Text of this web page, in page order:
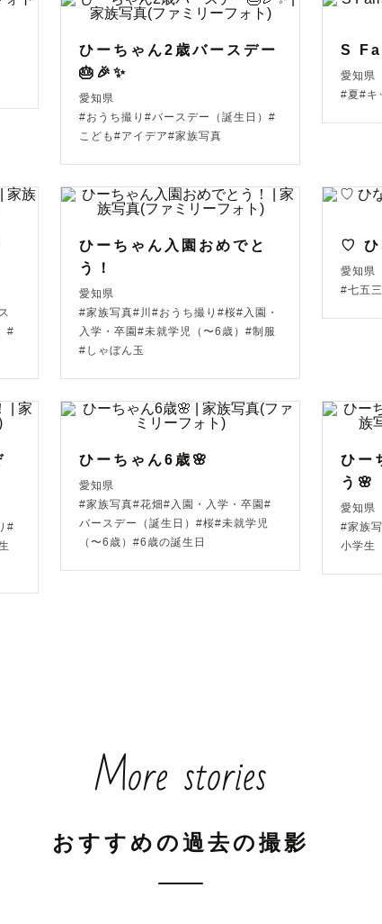
だけではなく、
験」を提供できるように撮影に挑ませて頂きます💪
楽しむぞ！！っていう気持ちで来ていただけると嬉
、わいわい！と撮影させていただきます😆
希望される方、ぜひご指名お願いします！笑
になることがあれば気軽にご相談ください😊✨
て】
にてあなたらしさを教えてください😊✨
、みなさんの雰囲気に合わせて編集しています♪
撮ってみたい！」「こんな色味が好き！」
ばどんどんご提案くださいね😁
レビューや各アルバムを確認お願いします✨
ひーちゃん2歳バースデー
🎂🎉✨
愛知県
#おうち撮り#バースデー（誕生日）#
こども#アイデア#家族写真
S
愛知県
#夏#キ
#
ひーちゃん入園おめでと
う！
愛知県
#家族写真#川#おうち撮り#桜#入園・
入学・卒園#未就学児（〜6歳）#制服
#しゃぼん玉
♡ ひ
愛知県
#七五
#
ひーちゃん6歳🌸
愛知県
#家族写真#花畑#入園・入学・卒園#
バースデー（誕生日）#桜#未就学児
（〜6歳）#6歳の誕生日
ひー
う🌸
愛知県
#家族
小学生
More stories
おすすめの過去の撮影